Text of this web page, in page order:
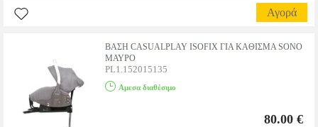
Αγορά
ΒΑΣΗ CASUALPLAY ISOFIX ΓΙΑ ΚΑΘΙΣΜΑ SONO
ΜΑΥΡΟ
PL1.152015135
Αμεσα διαθέσιμο
80.00 €